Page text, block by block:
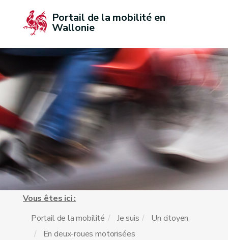
Portail de la mobilité en
Wallonie
Vous êtes ici :
Portail de la mobilité
Je suis
Un citoyen
En deux-roues motorisées